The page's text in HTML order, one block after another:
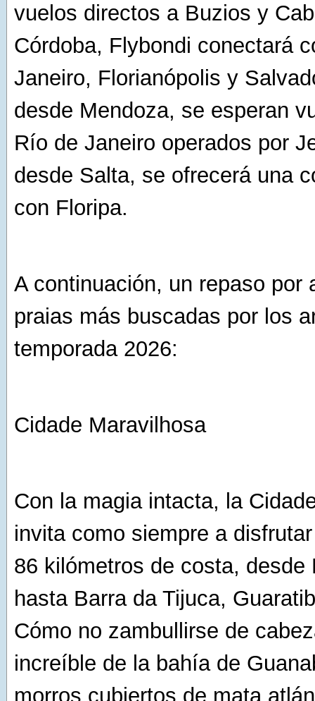
vuelos directos a Buzios y
Córdoba, Flybondi conectará
Janeiro, Florianópolis y
desde Mendoza, se esperan
Río de Janeiro operados por
desde Salta, se ofrecerá una
con Floripa.
A continuación, un repaso por
praias más buscadas por los
temporada 2026:
Cidade Maravilhosa
Con la magia intacta, la
invita como siempre a
86 kilómetros de costa, desde
hasta Barra da Tijuca,
Cómo no zambullirse de
increíble de la bahía de
morros cubiertos de mata